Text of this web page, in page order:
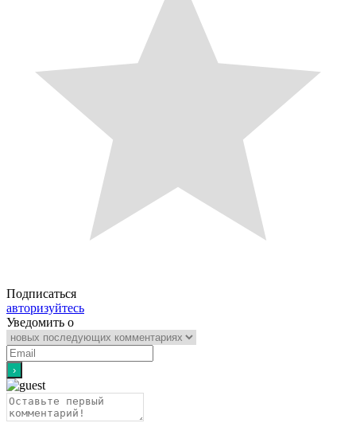
Подписаться
авторизуйтесь
Уведомить о